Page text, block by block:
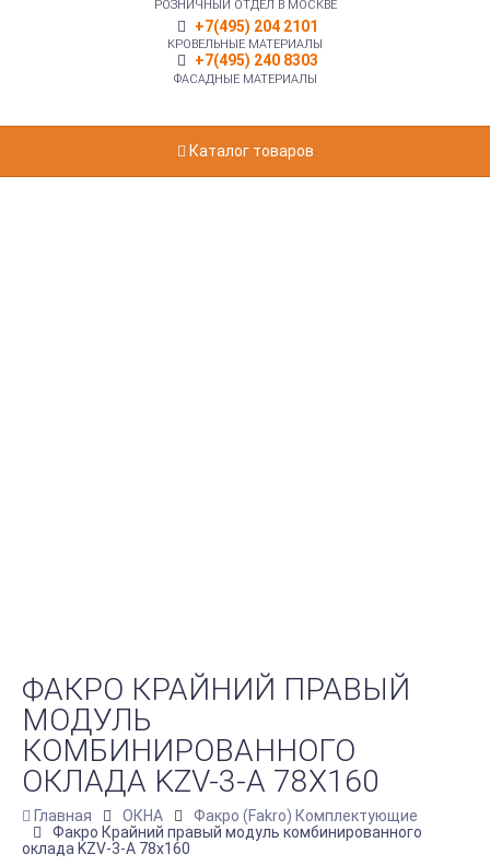
РОЗНИЧНЫЙ ОТДЕЛ В МОСКВЕ
+7(495) 204 2101
КРОВЕЛЬНЫЕ МАТЕРИАЛЫ
+7(495) 240 8303
ФАСАДНЫЕ МАТЕРИАЛЫ
Каталог товаров
ФАКРО КРАЙНИЙ ПРАВЫЙ
МОДУЛЬ
КОМБИНИРОВАННОГО
ОКЛАДА KZV-3-A 78X160
Главная ОКНА
Факро (Fakro) Комплектующие
Факро Крайний правый модуль комбинированного
оклада KZV-3-A 78x160